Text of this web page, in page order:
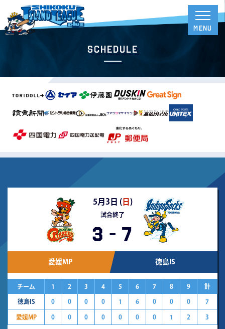
Schedule
5月3日 (日 )
試合終了
3 - 7
愛媛MP 徳島IS
チーム 1 2 3 4 5 6 7 8 9 計
徳島IS 0 0 0 0 1 6 0 0 0 7
愛媛MP 0 0 0 0 0 0 0 1 2 3